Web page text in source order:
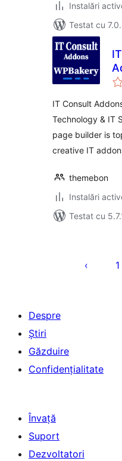
Instalări
Testat cu
IT Consult
Technology & IT
page builder is
creative IT
themebon
Instalări
Testat cu
articole
1
Despre
Știri
Găzduire
Confidențialitate
Învață
Suport
Dezvoltatori